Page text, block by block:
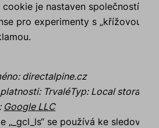
je nastaven společností
pro experimenty s „křížovou
: directalpine.cz
: TrvaléTyp: Local storage
Google LLC
„_gcl_ls“ se používá ke sledování